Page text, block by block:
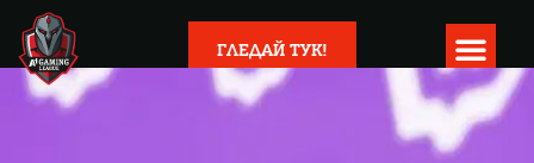
ГЛЕДАЙ ТУК!